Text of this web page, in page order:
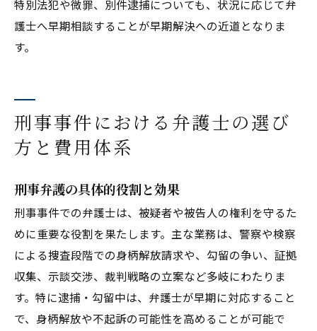
特別法犯や微罪、別件逮捕についても、状況に応じて弁
護士へ早期相談することが早期解決への近道となりま
す。
刑事事件における弁護士の選び
方と費用体系
刑事弁護の具体的役割と効果
刑事事件での弁護士は、被疑者や被告人の権利を守るた
めに重要な役割を果たします。主な業務は、警察や検察
による捜査段階での身柄解放請求や、勾留の争い、証拠
収集、示談交渉、裁判戦略の立案など多岐にわたりま
す。特に逮捕・勾留中は、弁護士が早期に対応すること
で、身柄解放や不起訴の可能性を高めることが可能で